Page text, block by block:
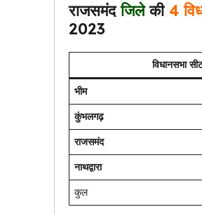
राजसमंदजिलेकी 4
2023
विधानसभा
भीम
कुंभलगढ़
राजसमंद
नाथद्वारा
कुल